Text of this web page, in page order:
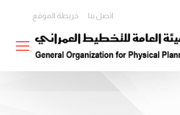
اتصل بنا خريطة الموقع